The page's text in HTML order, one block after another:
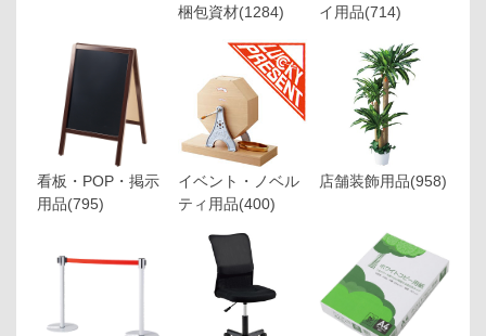
梱包資材(1284)
イ用品(714)
看板・POP・掲示
用品(795)
イベント・ノベル
ティ用品(400)
店舗装飾用品(958)